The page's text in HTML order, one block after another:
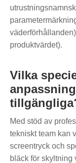
produktvärdet).
Vilka
Med stöd av
tekniskt team kan
screentryck och
bläck för skyltning